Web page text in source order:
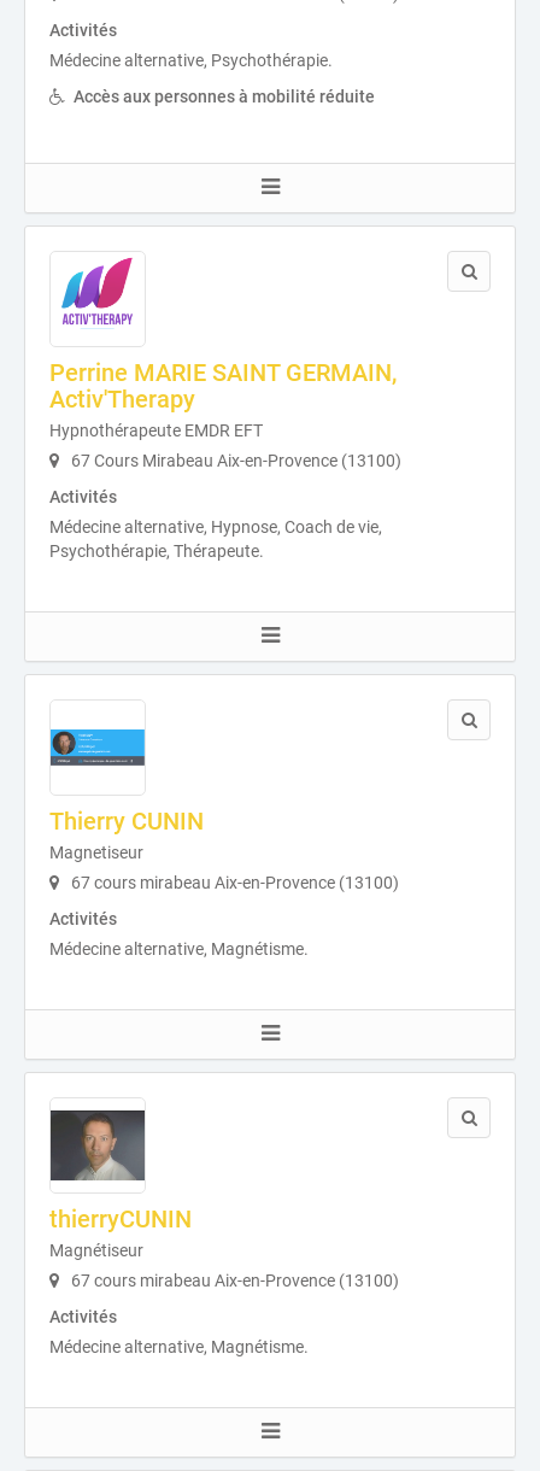
Activités
Médecine alternative, Psychothérapie.
Accès aux personnes à mobilité réduite
Perrine MARIE SAINT GERMAIN,
Activ'Therapy
Hypnothérapeute EMDR EFT
67 Cours Mirabeau Aix-en-Provence (13100)
Activités
Médecine alternative, Hypnose, Coach de vie,
Psychothérapie, Thérapeute.
Thierry CUNIN
Magnetiseur
67 cours mirabeau Aix-en-Provence (13100)
Activités
Médecine alternative, Magnétisme.
thierryCUNIN
Magnétiseur
67 cours mirabeau Aix-en-Provence (13100)
Activités
Médecine alternative, Magnétisme.